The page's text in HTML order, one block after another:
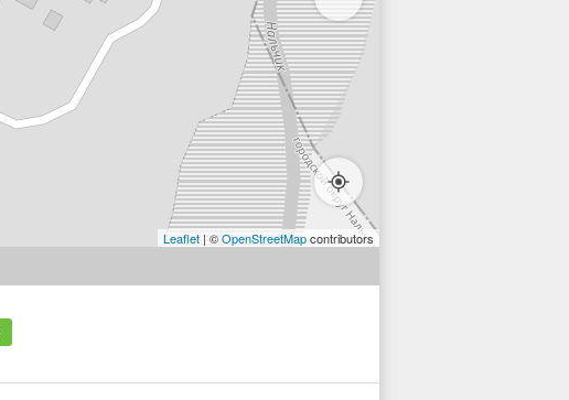
Leaflet | ©OpenStreetMapcontributors